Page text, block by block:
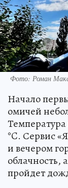
Фото: Роман
Начало
омичей
Температура
°C. Сервис
и вечером
облачность,
пройдет